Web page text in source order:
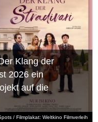
/ Filmplakat: Weltkino Filmverleih
Klang der
2026 ein
auf die